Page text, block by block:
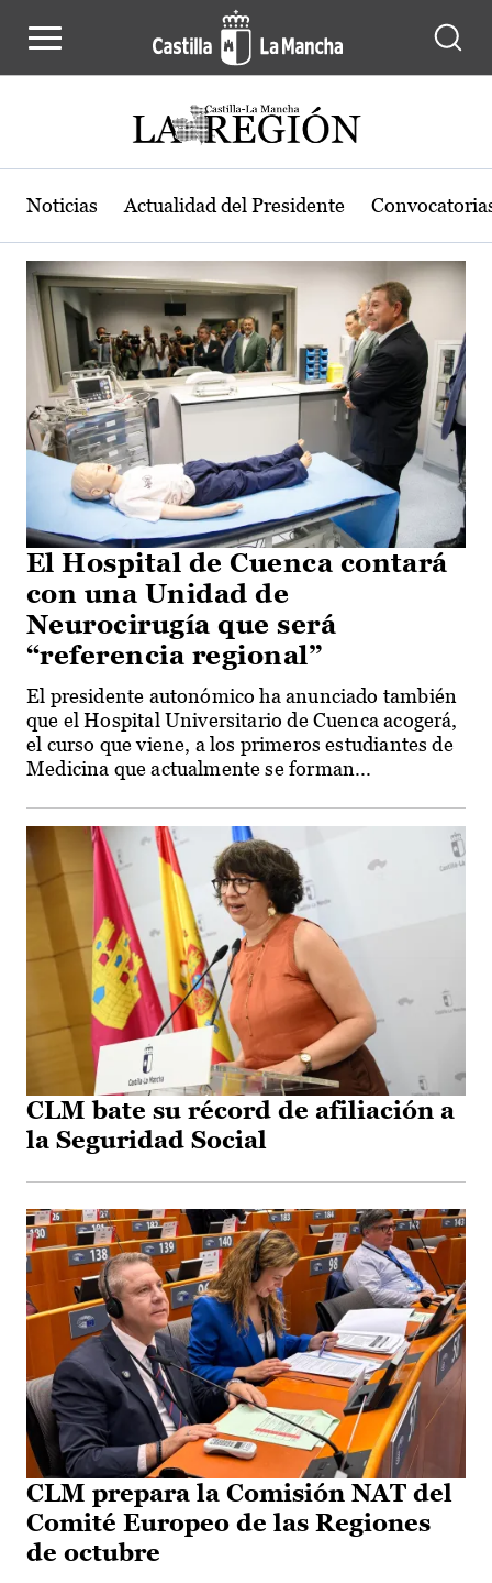
Actualidad de la región de Castilla-
Noticias Actualidad del Presidente
El Hospital de Cuenca contará
con una Unidad de
Neurocirugía que será
“referencia regional”
El presidente autonómico ha anunciado también
que el Hospital Universitario de Cuenca acogerá,
el curso que viene, a los primeros estudiantes de
Medicina que actualmente se forman...
CLM bate su récord de afiliación a
la Seguridad Social
CLM prepara la Comisión NAT del
Comité Europeo de las Regiones
de octubre